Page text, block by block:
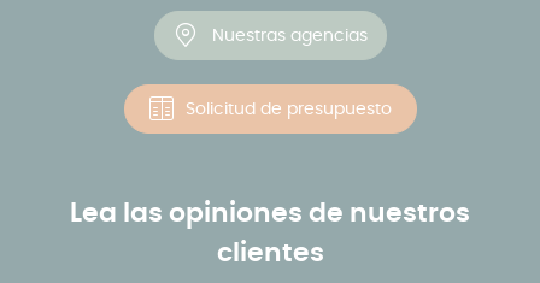
Nuestras agencias
Solicitud de presupuesto
Lea las opiniones de nuestros
clientes